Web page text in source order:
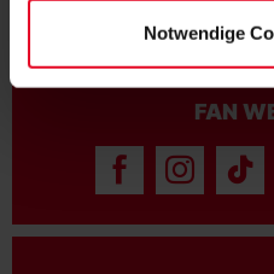
Notwendige
FAN